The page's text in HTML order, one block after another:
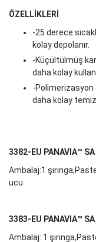
ÖZELLİKLERİ
-25 derece
kolay depolanır.
-Küçültülmüş
daha kolay
-Polimerizasyon
daha kolay
3382-EU PANAVIA™
Ambalaj:1
ucu
3383-EU PANAVIA™
Ambalaj: 1